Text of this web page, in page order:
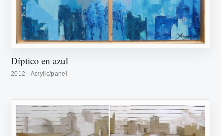
Díptico en azul
2012 · Acrylic/panel